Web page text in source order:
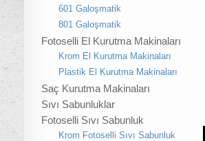
601 Galoşmatik
801 Galoşmatik
Fotoselli El Kurutma Makinaları
Krom El Kurutma Makinaları
Plastik El Kurutma Makinaları
Saç Kurutma Makinaları
Sıvı Sabunluklar
Fotoselli Sıvı Sabunluk
Krom Fotoselli Sıvı Sabunluk